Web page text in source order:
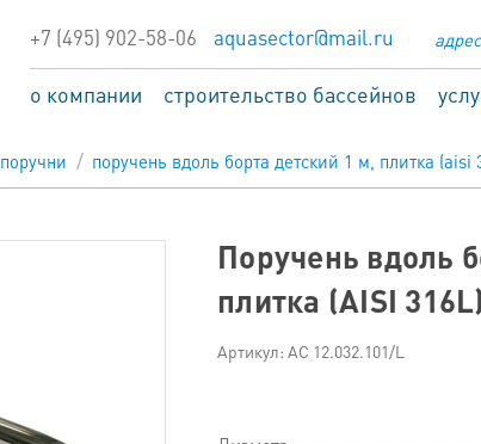
+7 (495) 902-58-06 aquasector@mail.ru
о компании строительство бассейнов
поручни поручень вдоль борта детский 1 м, плитка (aisi
Поручень вдоль
плитка (AISI 316L)
Артикул: АС 12.032.101/L